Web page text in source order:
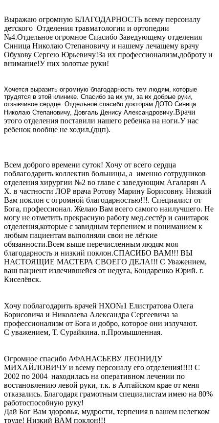
Выражаю огромную БЛАГОДАРНОСТЬ всему персоналу
детского Отделения травматологии и ортопедии
№4.Отдельное огромное Спасибо Заведующему отделения
Синица Николаю Степановичу и нашему лечащему врачу
Обухову Сергею Юрьевичу!За их профессионализм,доброту и
внимание!У них золотые руки!
Хочется выразить огромную благодарность тем людям, которые
трудятся в этой клинике. Спасибо за их ум, за их добрые руки,
отзывчивое сердце. Отдельное спасибо докторам ДОТО Синица
Николаю Степановичу, Довгаль Денису Александровичу.Врачи
этого отделения поставили нашего ребенка на ноги.У нас
ребенок вообще не ходил,(дцп).
Всем доброго времени суток! Хочу от всего сердца
поблагодарить коллектив больницы, а именно сотрудников
отделения хирургии №2 во главе с заведующим Агаларян А
Х. в частности ЛОР врача Ротову Марину Борисовну. Низкий
Вам поклон с огромной благодарностью!!!. Специалист от
Бога, профессионал. Желаю Вам всего самого наилучшего. Не
могу не отметить прекрасную работу мед.сестёр и санитарок
отделения,которые с завидным терпением и пониманием к
любым пациентам выполняли свои не лёгкие
обязанности.Всем выше перечисленным людям моя
благодарность и низкий поклон.СПАСИБО ВАМ!!! ВЫ
НАСТОЯЩИЕ МАСТЕРА СВОЕГО ДЕЛА!!! С Уважением,
ваш пациент излечившейся от недуга, Бондаренко Юрий. г.
Киселёвск.
Хочу поблагодарить врачей НХО№1 Елистратова Олега
Борисовича и Николаева Александра Сергеевича за
профессионализм от Бога и добро, которое они излучают.
С уважением, Т. Сурайкина. п.Промышленная.
Огромное спасибо АФАНАСЬЕВУ ЛЕОНИДУ
МИХАЙЛОВИЧУ и всему персоналу его отделения!!!!! С
2002 по 2004 находилась на оперативном лечении по
востановлению левой руки, т.к. в Алтайском крае от меня
отказались. Благодаря грамотным специалистам имею на 80%
работоспособную руку!
Дай Бог Вам здоровья, мудрости, терпения в вашем нелегком
труде! Низкий ВАМ поклон!!!